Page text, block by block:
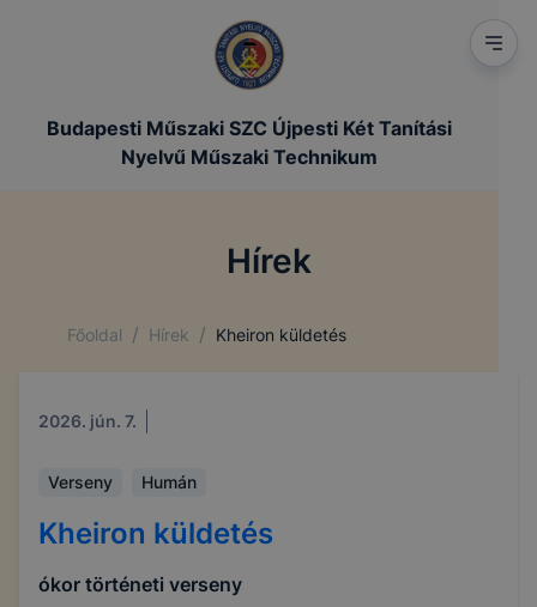
Budapesti Műszaki SZC Újpesti Két Tanítási
Nyelvű Műszaki Technikum
Hírek
Főoldal / Hírek / Kheiron küldetés
2026. jún. 7.
Verseny Humán
Kheiron küldetés
ókor történeti verseny